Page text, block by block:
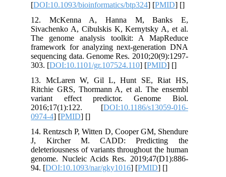
[DOI:10.1093/bioinformatics/btp324
12. McKenna A, Hanna M,
Sivachenko A, Cibulskis K,
The genome analysis toolkit: A
framework for analyzing next-
sequencing data. Genome Res.
303. [DOI:10.1101/gr.107524.110
13. McLaren W, Gil L, Hunt SE,
Ritchie GRS, Thormann A, et al. The
variant effect predictor.
2016;17(1):122. [DOI:10.1186/
14. Rentzsch P, Witten D, Cooper GM,
J, Kircher M. CADD:
deleteriousness of variants throughout
genome. Nucleic Acids Res.
94. [DOI:10.1093/nar/gky1016